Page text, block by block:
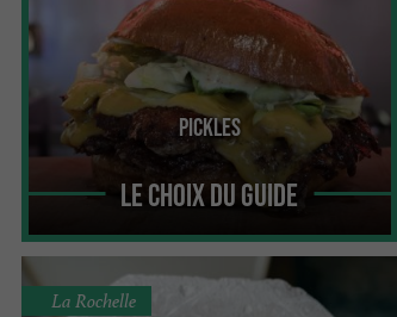
Pickles
Le Choix du Guide
PICKLES – FOURAS, PRESQU’ÎLE DE FOURAS-LES-
BAINS, À DEUX PAS DE LA GRANDE PLAGE Une
adresse dédiée aux smash ...
La Rochelle